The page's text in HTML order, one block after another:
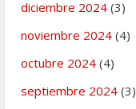
diciembre 2024 (3)
noviembre 2024 (4)
octubre 2024 (4)
septiembre 2024 (3)